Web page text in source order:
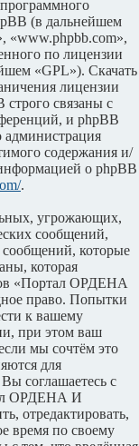
(в дальнейшем
«www.phpbb.com»,
по лицензии
«GPL»). Скачать
лицензии
связаны с
и phpBB
администрация
содержания и/
о phpBB
.
угрожающих,
сообщений,
которые
которая
«Портал ОРДЕНА
право. Попытки
к вашему
при этом ваш
мы сочтём это
для
соглашаетесь с
ОРДЕНА И
время по своему